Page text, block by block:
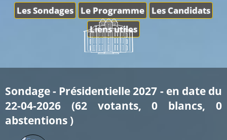
Les Sondages Le Programme
Les Candidats
Liens utiles
Sondage - Présidentielle 2027 - en date du
22-04-2026 (62 votants, 0 blancs, 0
abstentions )